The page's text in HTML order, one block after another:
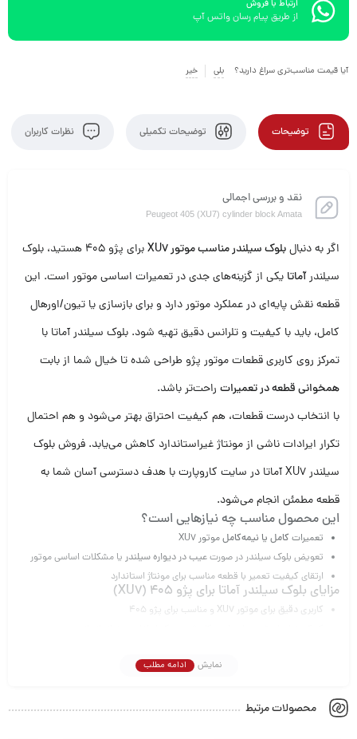
ارتباط با فروش
از طریق پیام رسان واتس آپ
آیا قیمت مناسب‌تری سراغ دارید؟ بلی خیر
توضیحات توضیحات تکمیلی نظرات کاربران
نقد و بررسی اجمالی
Peugeot 405 (XU7) cylinder block Amata
اگر به دنبالبلوک سیلندر مناسب موتور XU7
برای پژو 405 هستید، بلوک
سیلندرآماتا یکی از گزینه‌های جدی در تعمیرات اساسی موتور است. این
قطعه نقش پایه‌ای در عملکرد موتور دارد و برای بازسازی یا تیون/اورهال
کامل، باید با کیفیت و تلرانس دقیق تهیه شود. بلوک سیلندر آماتا با
تمرکز روی کاربری قطعات موتور پژو طراحی شده تا خیال شما از بابت
همخوانی قطعه در تعمیرات راحت‌تر باشد.
با انتخاب درست قطعات، هم کیفیت احتراق بهتر می‌شود و هم احتمال
تکرار ایرادات ناشی از مونتاژ غیراستاندارد کاهش می‌یابد. فروش بلوک
سیلندر XU7 آماتا در سایت کاروپارت با هدف دسترسی آسان شما به
قطعه مطمئن انجام می‌شود.
این محصول مناسب چه نیازهایی است؟
تعمیراتکامل یا نیمه‌کاملموتور XU7
تعویض بلوک سیلندر در صورتعیب در دیواره سیلندر یا مشکلات اساسی موتور
ارتقای کیفیت تعمیر با قطعه مناسب برای مونتاژ استاندارد
مزایای بلوک سیلندر آماتا برای پژو 405 (XU7)
کاربری دقیق برای موتور XU7
و مناسب برای پژو 405
انتخاب مقرون‌به‌صرفه‌تر نسبت به تعمیرات نامعتبر با قطعات غیرهمخوان
برای اینکه بهترین نتیجه را از تعمیر موتور بگیرید:
نمایش ادامه مطلب
محصولات مرتبط